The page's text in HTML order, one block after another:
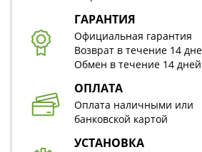
ГАРАНТИЯ
Официальная гарантия
Возврат в течение 14
Обмен в течение 14 дней
ОПЛАТА
Оплата наличными или
банковской картой
УСТАНОВКА